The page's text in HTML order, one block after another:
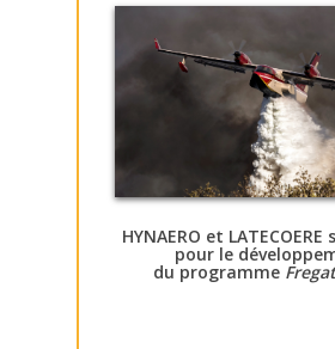
HYNAERO et LATECOERE
pour le
du programme